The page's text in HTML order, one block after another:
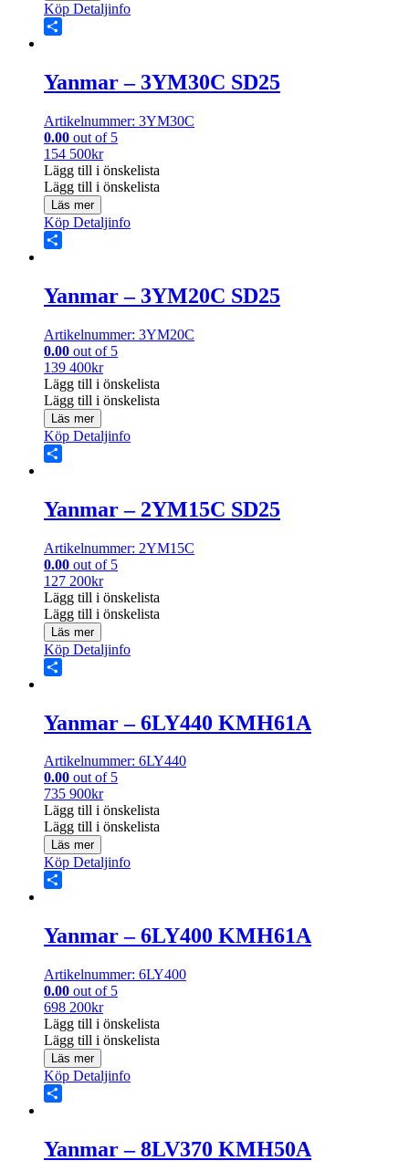
Köp Detaljinfo
Yanmar – 3YM30C SD25
Artikelnummer: 3YM30C
0.00 out of 5
154 500kr
Lägg till i önskelista
Lägg till i önskelista
Läs mer
Köp Detaljinfo
Yanmar – 3YM20C SD25
Artikelnummer: 3YM20C
0.00 out of 5
139 400kr
Lägg till i önskelista
Lägg till i önskelista
Läs mer
Köp Detaljinfo
Yanmar – 2YM15C SD25
Artikelnummer: 2YM15C
0.00 out of 5
127 200kr
Lägg till i önskelista
Lägg till i önskelista
Läs mer
Köp Detaljinfo
Yanmar – 6LY440 KMH61A
Artikelnummer: 6LY440
0.00 out of 5
735 900kr
Lägg till i önskelista
Lägg till i önskelista
Läs mer
Köp Detaljinfo
Yanmar – 6LY400 KMH61A
Artikelnummer: 6LY400
0.00 out of 5
698 200kr
Lägg till i önskelista
Lägg till i önskelista
Läs mer
Köp Detaljinfo
Yanmar – 8LV370 KMH50A